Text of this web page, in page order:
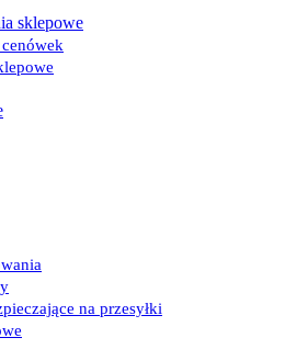
sklepowe
na przesyłki